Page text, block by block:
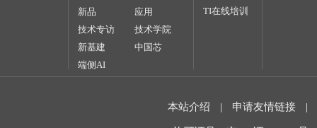
新品
应用
技术专访
技术学院
新基建
中国芯
端侧AI
TI在线培训
本站介绍 | 申请友情链接 |